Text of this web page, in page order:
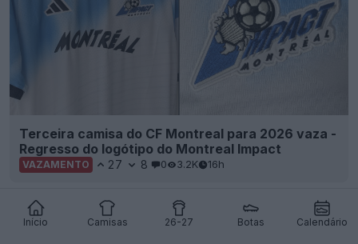
Início Camisas 26-27 Botas Calendário
Terceira camisa do CF Montreal para 2026 vaza -
Regresso do logótipo do Montreal Impact
VAZAMENTO 27 8 0 3.2K 16h